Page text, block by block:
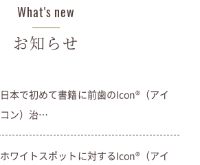
What's new
お知らせ
日本で初めて書籍に前歯のIcon®︎（アイ
コン）治…
ホワイトスポットに対するIcon®︎（アイ